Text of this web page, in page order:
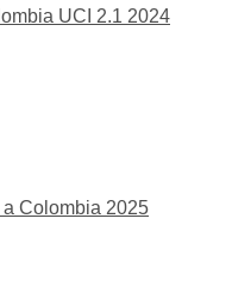
UCI 2.1 2024
Colombia 2025